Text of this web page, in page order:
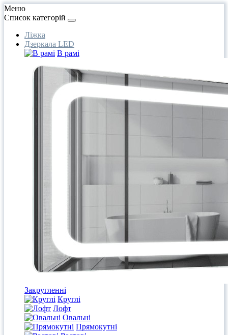
Меню
Список категорій
Ліжка
Дзеркала LED
В рамі
Закругленні
Круглі
Лофт
Овальні
Прямокутні